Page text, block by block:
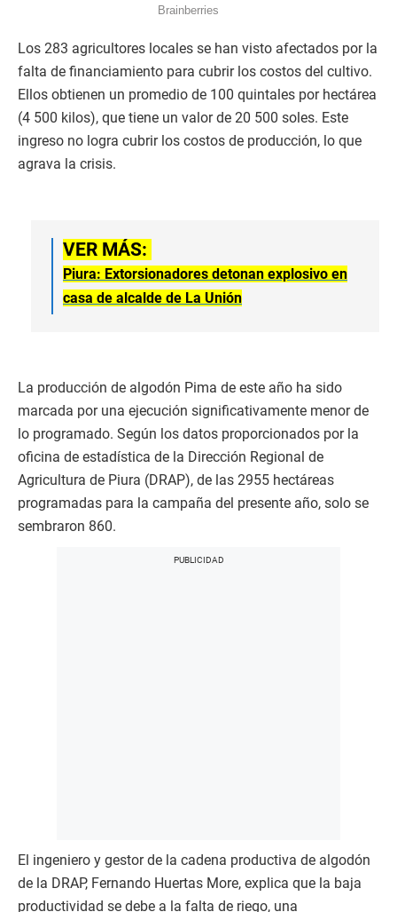
Los 283 agricultores locales se han visto afectados por la
falta de financiamiento para cubrir los costos del cultivo.
Ellos obtienen un promedio de 100 quintales por hectárea
(4 500 kilos), que tiene un valor de 20 500 soles. Este
ingreso no logra cubrir los costos de producción, lo que
agrava la crisis.
VER MÁS:
Piura: Extorsionadores detonan explosivo en
casa de alcalde de La Unión
La producción de algodón Pima de este año ha sido
marcada por una ejecución significativamente menor de
lo programado. Según los datos proporcionados por la
oficina de estadística de la Dirección Regional de
Agricultura de Piura (DRAP), de las 2955 hectáreas
programadas para la campaña del presente año, solo se
sembraron 860.
El ingeniero y gestor de la cadena productiva de algodón
de la DRAP, Fernando Huertas More, explica que la baja
productividad se debe a la falta de riego, una